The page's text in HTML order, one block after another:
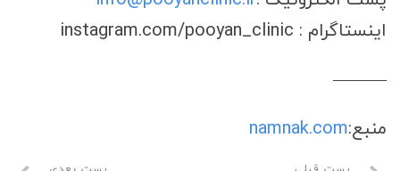
اینستاگرام : instagram.com/pooyan_clinic
———
منبع:namnak.com